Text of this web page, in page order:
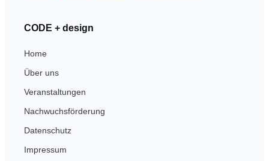
CODE + design
Home
Über uns
Veranstaltungen
Nachwuchsförderung
Datenschutz
Impressum